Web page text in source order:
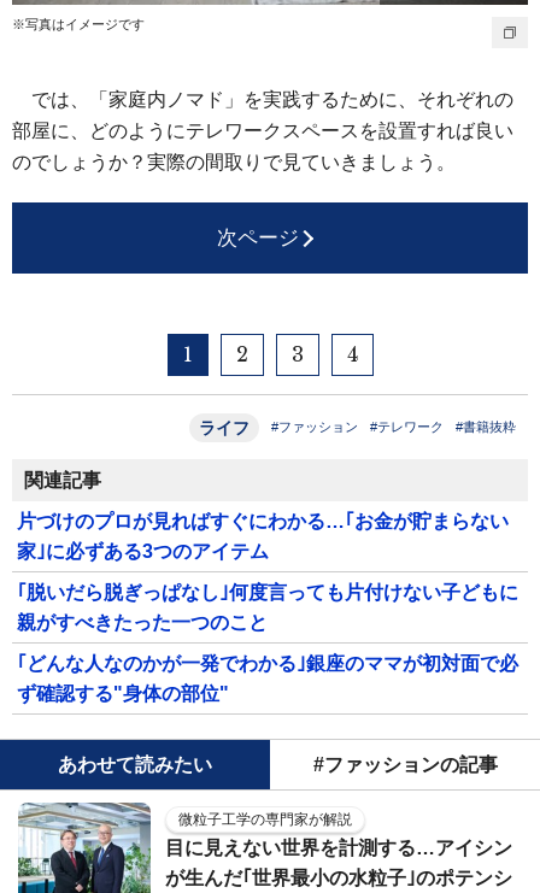
※写真はイメージです
では、「家庭内ノマド」を実践するために、それぞれの
部屋に、どのようにテレワークスペースを設置すれば良い
のでしょうか？実際の間取りで見ていきましょう。
次ページ
1 2 3 4
ライフ #ファッション #テレワーク #書籍抜粋
関連記事
片づけのプロが見ればすぐにわかる…｢お金が貯まらない
家｣に必ずある3つのアイテム
｢脱いだら脱ぎっぱなし｣何度言っても片付けない子どもに
親がすべきたった一つのこと
｢どんな人なのかが一発でわかる｣銀座のママが初対面で必
ず確認する"身体の部位"
あわせて読みたい #ファッションの記事
微粒子工学の専門家が解説
目に見えない世界を計測する…アイシン
が生んだ｢世界最小の水粒子｣のポテンシ